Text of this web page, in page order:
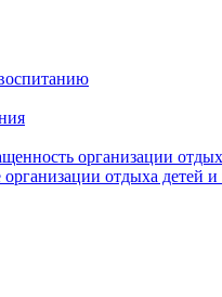
организации
отдыха детей